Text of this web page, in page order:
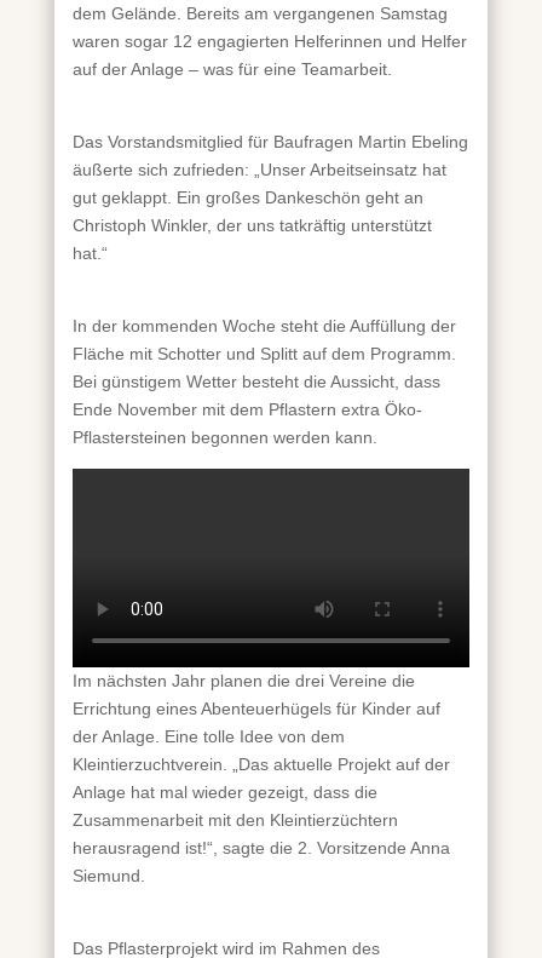
dem Gelände. Bereits am vergangenen Samstag
waren sogar 12 engagierten Helferinnen und Helfer
auf der Anlage – was für eine Teamarbeit.
Das Vorstandsmitglied für Baufragen Martin Ebeling
äußerte sich zufrieden: „Unser Arbeitseinsatz hat
gut geklappt. Ein großes Dankeschön geht an
Christoph Winkler, der uns tatkräftig unterstützt
hat.“
In der kommenden Woche steht die Auffüllung der
Fläche mit Schotter und Splitt auf dem Programm.
Bei günstigem Wetter besteht die Aussicht, dass
Ende November mit dem Pflastern extra Öko-
Pflastersteinen begonnen werden kann.
Im nächsten Jahr planen die drei Vereine die
Errichtung eines Abenteuerhügels für Kinder auf
der Anlage. Eine tolle Idee von dem
Kleintierzuchtverein. „Das aktuelle Projekt auf der
Anlage hat mal wieder gezeigt, dass die
Zusammenarbeit mit den Kleintierzüchtern
herausragend ist!“, sagte die 2. Vorsitzende Anna
Siemund.
Das Pflasterprojekt wird im Rahmen des